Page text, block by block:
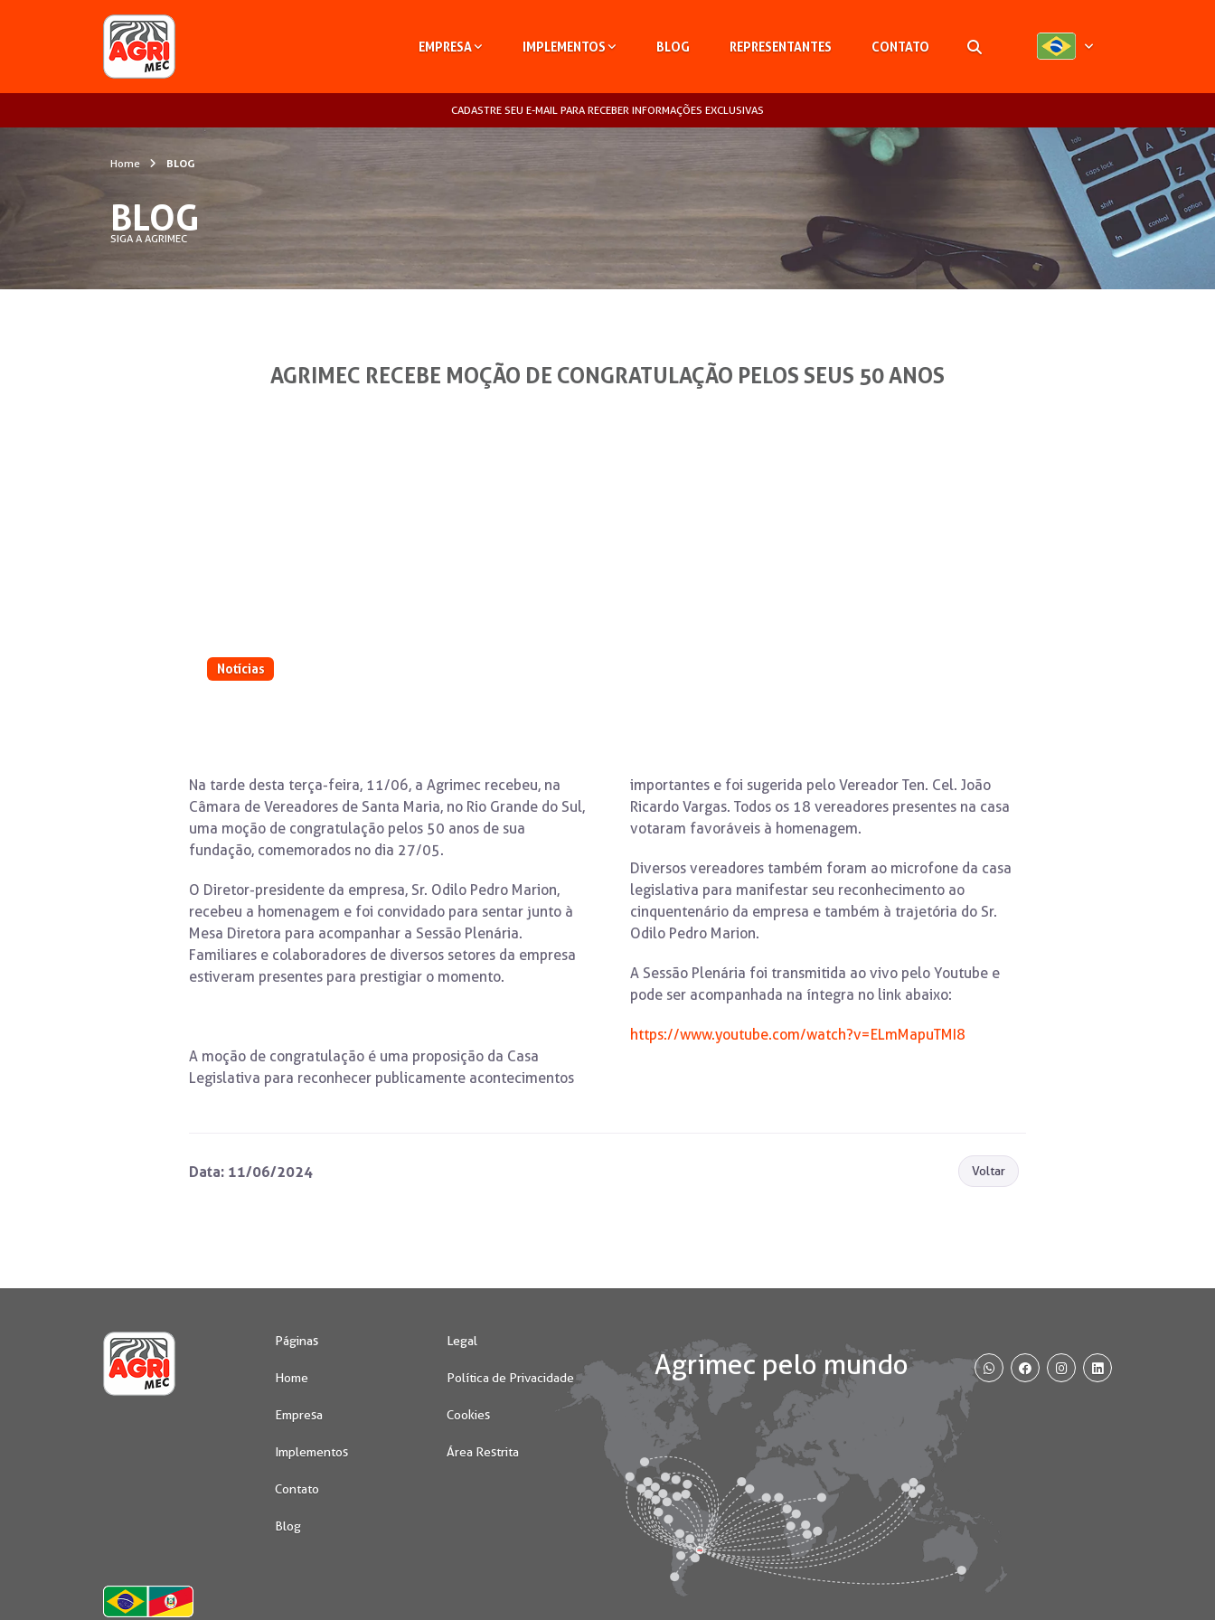
Pesquisar
EMPRESA IMPLEMENTOS BLOG REPRESENTANTES CONTATO
CADASTRE SEU E-MAIL PARA RECEBER INFORMAÇÕES EXCLUSIVAS
Home BLOG
BLOG
SIGA A AGRIMEC
AGRIMEC RECEBE MOÇÃO DE CONGRATULAÇÃO PELOS SEUS 50 ANOS
Notícias
Na tarde desta terça-feira, 11/06, a Agrimec recebeu, na
Câmara de Vereadores de Santa Maria, no Rio Grande do Sul,
uma moção de congratulação pelos 50 anos de sua
fundação, comemorados no dia 27/05.
O Diretor-presidente da empresa, Sr. Odilo Pedro Marion,
recebeu a homenagem e foi convidado para sentar junto à
Mesa Diretora para acompanhar a Sessão Plenária.
Familiares e colaboradores de diversos setores da empresa
estiveram presentes para prestigiar o momento.
A moção de congratulação é uma proposição da Casa
Legislativa para reconhecer publicamente acontecimentos
importantes e foi sugerida pelo Vereador Ten. Cel. João
Ricardo Vargas. Todos os 18 vereadores presentes na casa
votaram favoráveis à homenagem.
Diversos vereadores também foram ao microfone da casa
legislativa para manifestar seu reconhecimento ao
cinquentenário da empresa e também à trajetória do Sr.
Odilo Pedro Marion.
A Sessão Plenária foi transmitida ao vivo pelo Youtube e
pode ser acompanhada na íntegra no link abaixo:
https://www.youtube.com/watch?v=ELmMapuTMI8
Data: 11/06/2024 Voltar
Páginas
Home
Empresa
Implementos
Contato
Blog
Legal
Política de Privacidade
Cookies
Área Restrita
WhatsAppFacebookInstagram